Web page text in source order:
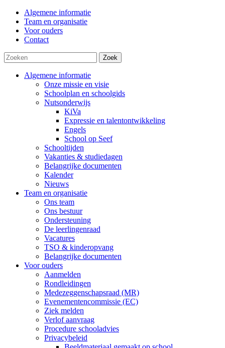
Algemene informatie
Team en organisatie
Voor ouders
Contact
Zoek
Algemene informatie
Onze missie en visie
Schoolplan en schoolgids
Nutsonderwijs
KiVa
Expressie en talentontwikkeling
Engels
School op Seef
Schooltijden
Vakanties & studiedagen
Belangrijke documenten
Kalender
Nieuws
Team en organisatie
Ons team
Ons bestuur
Ondersteuning
De leerlingenraad
Vacatures
TSO & kinderopvang
Belangrijke documenten
Voor ouders
Aanmelden
Rondleidingen
Medezeggenschapsraad (MR)
Evenementencommissie (EC)
Ziek melden
Verlof aanvraag
Procedure schooladvies
Privacybeleid